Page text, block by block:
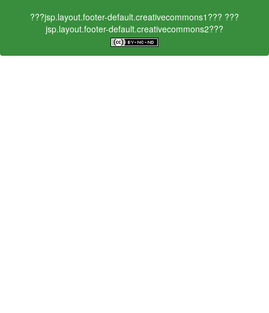
???jsp.layout.footer-default.creativecommons1??? ???
jsp.layout.footer-default.creativecommons2???